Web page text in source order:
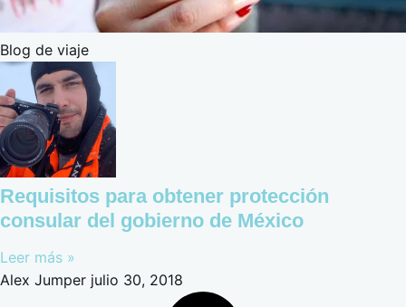
Blog de viaje
Requisitos para obtener protección
consular del gobierno de México
Leer más »
Alex Jumper julio 30, 2018